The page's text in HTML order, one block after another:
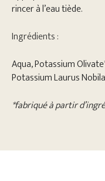
rincer à l’eau tiède.
Ingrédients :
Aqua, Potassium
Potassium Laurus
*fabriqué à partir